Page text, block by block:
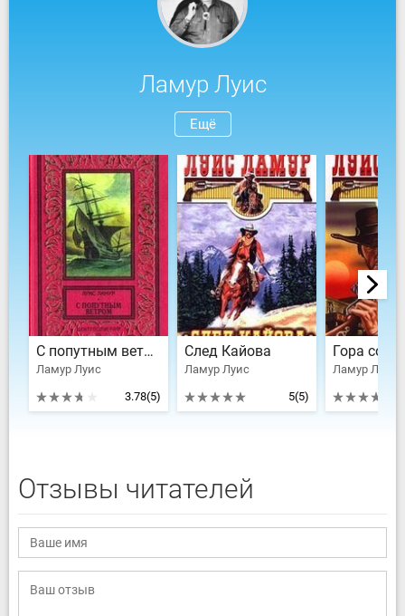
Ламур Луис
Ещё
С попутным ветром
Ламур Луис
3.78(5)
След Кайова
Ламур Луис
5(5)
Гора
Ламур Луис
Отзывы читателей